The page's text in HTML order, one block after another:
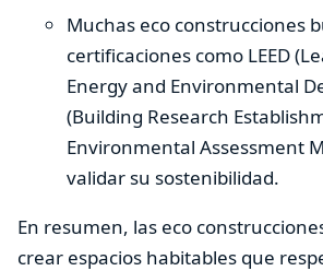
Muchas eco construcciones
certificaciones como LEED
Energy and Environmental
(Building Research
Environmental Assessment
validar su sostenibilidad.
En resumen, las eco
crear espacios habitables que